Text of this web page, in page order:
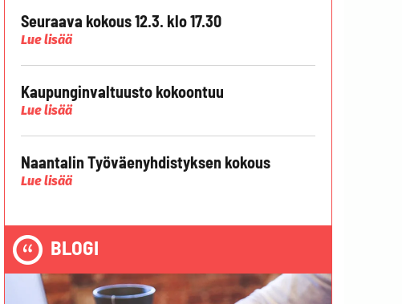
Seuraava kokous 12.3. klo 17.30
Lue lisää
Kaupunginvaltuusto kokoontuu
Lue lisää
Naantalin Työväenyhdistyksen kokous
Lue lisää
BLOGI